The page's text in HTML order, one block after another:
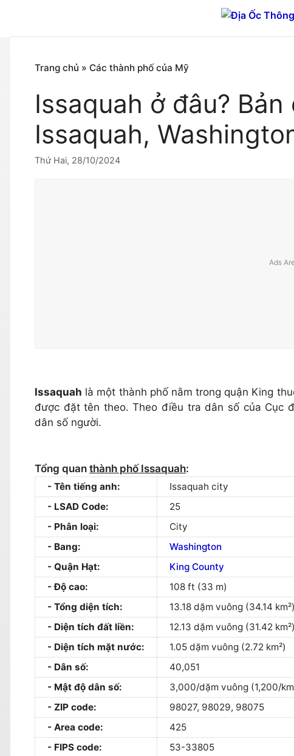
nội
Trang chủ » Các thành phố của Mỹ
Issaquah ở đâu?
Issaquah,
Thứ Hai, 28/10/2024
Issaquah là một thành phố nằm trong quận King
được đặt tên theo. Theo điều tra dân số của Cục
dân số người.
Tổng quan thành phố Issaquah:
Tên tiếng anh:
Issaquah city
LSAD Code:
25
Phân loại:
City
Bang:
Washington
Quận Hạt:
King County
Độ cao:
108 ft (33 m)
Tổng diện tích:
13.18 dặm vuông (34.14 km²)
Diện tích đất liền:
12.13 dặm vuông (31.42 km²)
Diện tích mặt nước:
1.05 dặm vuông (2.72 km²)
Dân số:
40,051
Mật độ dân số:
3,000/dặm vuông (1,200/
ZIP code:
98027, 98029, 98075
Area code:
425
FIPS code:
53-33805